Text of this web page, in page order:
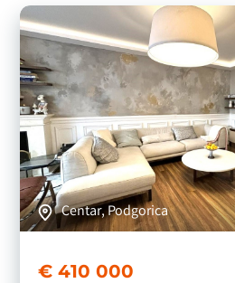
Centar, Podgorica
€ 410 000